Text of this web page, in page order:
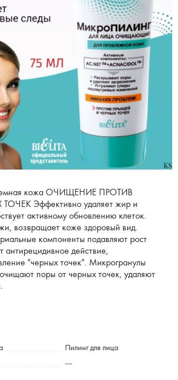
кожа ОЧИЩЕНИЕ ПРОТИВ
Эффективно удаляет жир и
активному обновлению клеток.
возвращает коже здоровый вид.
компоненты подавляют рост
антирецидивное действие,
"черных точек". Микрогранулы
поры от черных точек, удаляют
Пилинг для лица
---